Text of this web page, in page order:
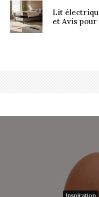
Lit
et Avis
Inspiration